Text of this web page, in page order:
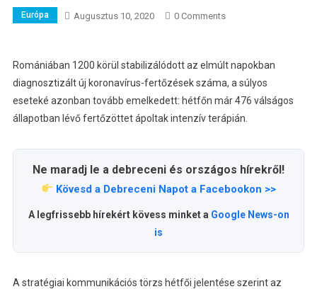
Európa Augusztus 10, 2020 0 Comments
Romániában 1200 körül stabilizálódott az elmúlt napokban
diagnosztizált új koronavírus-fertőzések száma, a súlyos
eseteké azonban tovább emelkedett: hétfőn már 476 válságos
állapotban lévő fertőzöttet ápoltak intenzív terápián.
Ne maradj le a debreceni és országos hírekről!
Kövesd a Debreceni Napot a Facebookon >>
A legfrissebb hírekért kövess minket a Google News-on
is
A stratégiai kommunikációs törzs hétfői jelentése szerint az